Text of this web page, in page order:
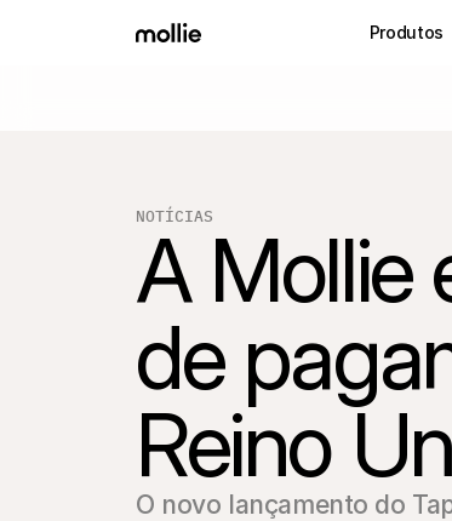
Produtos
NOTÍCIAS
A Mollie
de
Reino
O novo lançamento do